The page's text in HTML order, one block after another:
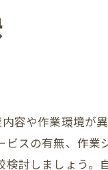
容や作業環境が
スの有無、作業
討しましょう。